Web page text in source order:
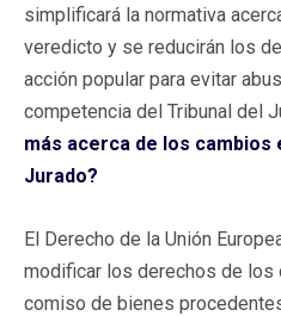
simplificará la normativa
veredicto y se reducirán los
acción popular para evitar
competencia del Tribunal del
más acerca de los cambios
Jurado?
El Derecho de la Unión
modificar los derechos de
comiso de bienes